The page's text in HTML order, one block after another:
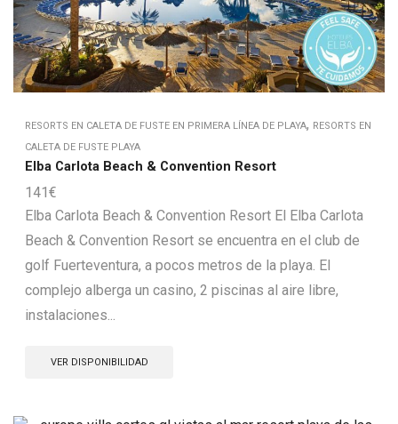
RESORTS EN CALETA DE FUSTE EN PRIMERA LÍNEA DE PLAYA, RESORTS EN
CALETA DE FUSTE PLAYA
Elba Carlota Beach & Convention Resort
141€
Elba Carlota Beach & Convention Resort El Elba Carlota
Beach & Convention Resort se encuentra en el club de
golf Fuerteventura, a pocos metros de la playa. El
complejo alberga un casino, 2 piscinas al aire libre,
instalaciones...
VER DISPONIBILIDAD